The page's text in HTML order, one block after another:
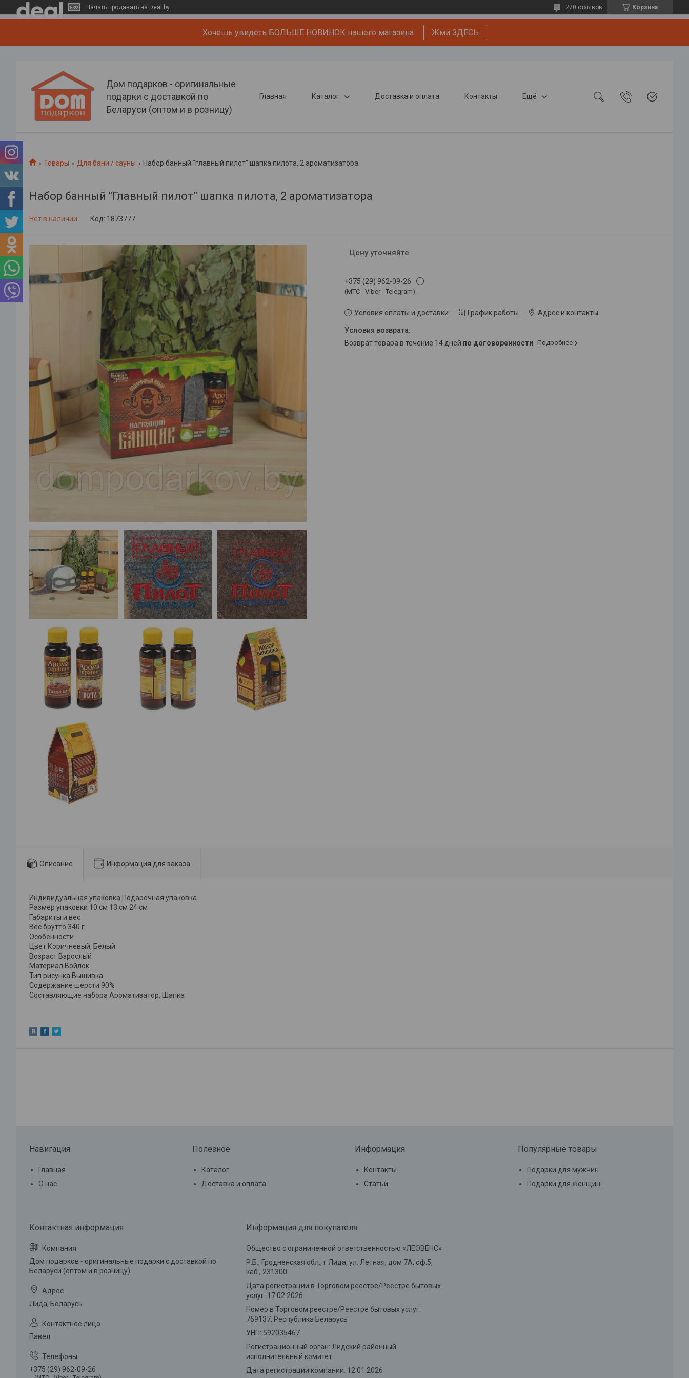
Начать продавать на Deal.by Корзина
270 отзывов
Хочешь увидеть БОЛЬШЕ НОВИНОК нашего магазина Жми ЗДЕСЬ
Дом подарков - оригинальные
подарки с доставкой по
Беларуси (оптом и в розницу)
Главная Каталог Доставка и оплата Контакты Ещё
Товары Для бани / сауны Набор банный "главный пилот" шапка пилота, 2 ароматизатора
Набор банный "Главный пилот" шапка пилота, 2 ароматизатора
Нет в наличии Код: 1873777
Цену уточняйте
+375 (29) 962-09-26
(МТС - Viber - Telegram)
Условия оплаты и доставки График работы Адрес и контакты
возврат товара в течение 14 дней по договоренности Подробнее
Описание Информация для заказа
Индивидуальная упаковка Подарочная упаковка
Размер упаковки 10 см 13 см 24 см
Габариты и вес
Вес брутто 340 г
Особенности
Цвет Коричневый, Белый
Возраст Взрослый
Материал Войлок
Тип рисунка Вышивка
Содержание шерсти 90%
Составляющие набора Ароматизатор, Шапка
Навигация
Главная
О нас
Полезное
Каталог
Доставка и оплата
Информация
Контакты
Статьи
Популярные товары
Подарки для мужчин
Подарки для женщин
Дом подарков - оригинальные подарки с доставкой по
Беларуси (оптом и в розницу)
Лида, Беларусь
Павел
+375 (29) 962-09-26
Информация для покупателя
Общество с ограниченной ответственностью «ЛЕОВЕНС»
Р.Б., Гродненская обл., г Лида, ул. Летная, дом 7А, оф.5,
каб., 231300
Дата регистрации в Торговом реестре/Реестре бытовых
услуг: 17.02.2026
Номер в Торговом реестре/Реестре бытовых услуг:
769137, Республика Беларусь
УНП: 592035467
Регистрационный орган: Лидский районный
исполнительный комитет
Дата регистрации компании: 12.01.2026